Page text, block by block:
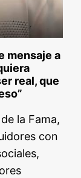
mensaje a
real, que
la Fama,
con